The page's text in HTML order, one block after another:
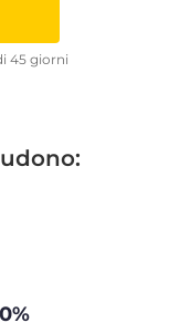
45 giorni